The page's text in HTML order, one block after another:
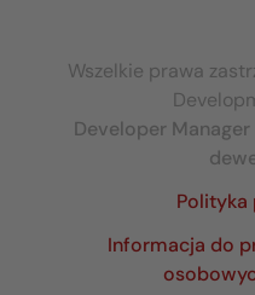
Wszelkie prawa
Developer Manager
Informacja do